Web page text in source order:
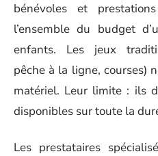
bénévoles et
l’ensemble du budget
enfants. Les jeux
pêche à la ligne, courses)
matériel. Leur limite : ils
disponibles sur toute la
Les prestataires